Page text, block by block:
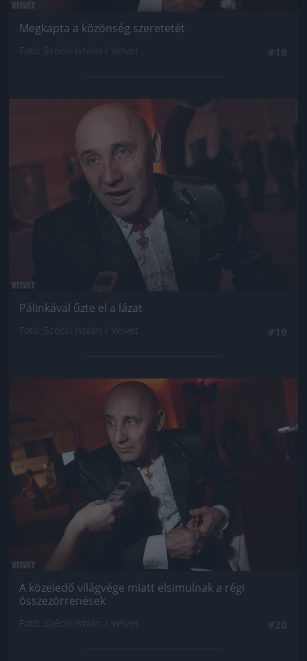
Megkapta a közönség szeretetét
Jön még kép!
Pálinkával űzte el a lázat
Jön még kép!
A közeledő világvége miatt elsimulnak a régi
összezörrenések